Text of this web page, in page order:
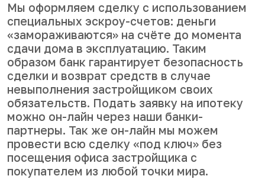
Мы оформляем сделку с использованием
специальных эскроу-счетов: деньги
«замораживаются» на счёте до момента
сдачи дома в эксплуатацию. Таким
образом банк гарантирует безопасность
сделки и возврат средств в случае
невыполнения застройщиком своих
обязательств. Подать заявку на ипотеку
можно он-лайн через наши банки-
партнеры. Так же он-лайн мы можем
провести всю сделку «под ключ» без
посещения офиса застройщика с
покупателем из любой точки мира.